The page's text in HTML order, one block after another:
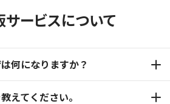
サービスについて
何になりますか？
えてください。